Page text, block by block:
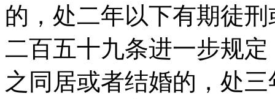
的，处二年以下有期徒
二百五十九条进一步规
之同居或者结婚的，处